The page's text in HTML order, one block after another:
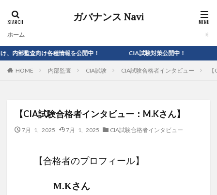
ガバナンス Navi
ホーム
向け各種情報を公開中！ CIA試験対策公開中！
HOME 内部監査 CIA試験 CIA試験合格者インタビュー
【CIA試験合格者インタビュー：M.Kさん】
7月 1, 2025 7月 1, 2025 CIA試験合格者インタビュー
【合格者のプロフィール】
M.Kさん